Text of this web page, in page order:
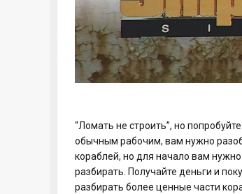
“Ломать не строить”, но
обычным рабочим, вам нужно
кораблей, но для начало вам
разбирать. Получайте деньги и
разбирать более ценные части